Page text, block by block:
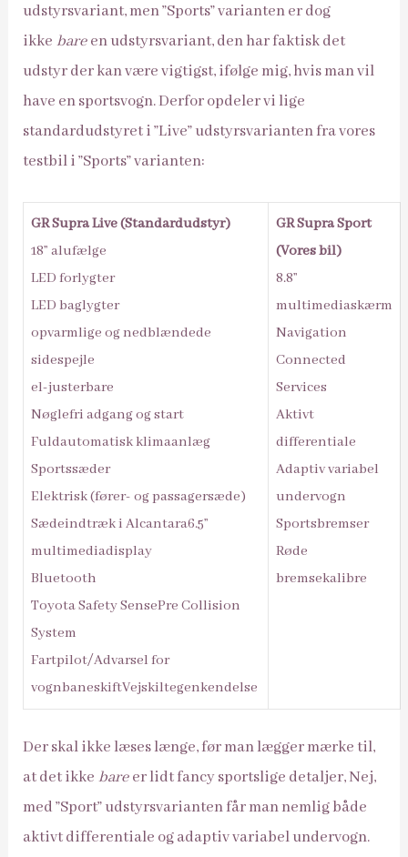
udstyrsvariant, men ”Sports” varianten er dog
ikkebareen udstyrsvariant, den har faktisk det
udstyr der kan være vigtigst, ifølge mig, hvis man vil
have en sportsvogn. Derfor opdeler vi lige
standardudstyret i ”Live” udstyrsvarianten fra vores
testbil i ”Sports” varianten:
GR Supra Live (Standardudstyr)
18” alufælge
LED forlygter
LED baglygter
opvarmlige og nedblændede
sidespejle
el-justerbare
Nøglefri adgang og start
Fuldautomatisk klimaanlæg
Sportssæder
Elektrisk (fører- og passagersæde)
Sædeindtræk i Alcantara6.5”
multimediadisplay
Bluetooth
Toyota Safety SensePre Collision
System
Fartpilot/Advarsel for
vognbaneskiftVejskiltegenkendelse
GR Supra Sport
(Vores bil)
8.8”
multimediaskærm
Navigation
Connected
Services
Aktivt
differentiale
Adaptiv variabel
undervogn
Sportsbremser
Røde
bremsekalibre
Der skal ikke læses længe, før man lægger mærke til,
at det ikkebareer lidt fancy sportslige detaljer, Nej,
med ”Sport” udstyrsvarianten får man nemlig både
aktivt differentiale og adaptiv variabel undervogn.